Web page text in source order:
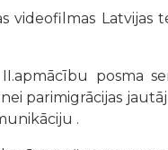
Latvijas
posma
parimigrācijas
.